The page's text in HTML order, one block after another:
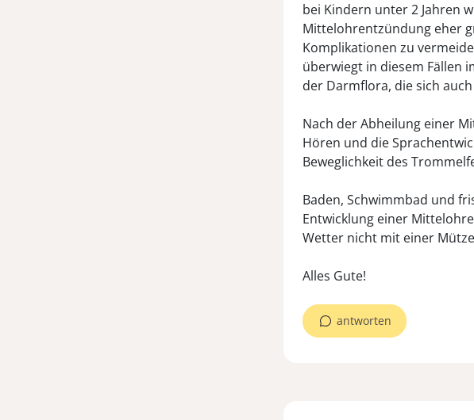
bei Kindern unter 2 Jahren
Mittelohrentzündung eher
Komplikationen zu
überwiegt in diesem Fällen
der Darmflora, die sich
Nach der Abheilung einer
Hören und die
Beweglichkeit des
Baden, Schwimmbad und
Entwicklung einer
Wetter nicht mit einer
antworten